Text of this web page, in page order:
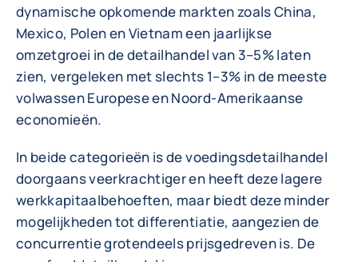
dynamische opkomende markten zoals China,
Mexico, Polen en Vietnam een jaarlijkse
omzetgroei in de detailhandel van 3–5% laten
zien, vergeleken met slechts 1–3% in de meeste
volwassen Europese en Noord-Amerikaanse
economieën.
In beide categorieën is de voedingsdetailhandel
doorgaans veerkrachtiger en heeft deze lagere
werkkapitaalbehoeften, maar biedt deze minder
mogelijkheden tot differentiatie, aangezien de
concurrentie grotendeels prijsgedreven is. De